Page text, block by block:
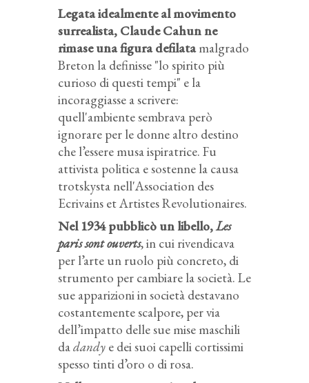
Legata idealmente al movimento
surrealista, Claude Cahun ne
rimase una figura defilatamalgrado
Breton la definisse "lo spirito più
curioso di questi tempi" e la
incoraggiasse a scrivere:
quell'ambiente sembrava però
ignorare per le donne altro destino
che l’essere musa ispiratrice. Fu
attivista politica e sostenne la causa
trotskysta nell'Association des
Ecrivains et Artistes Revolutionaires.
Nel 1934 pubblicò un libello,Les
paris sont ouverts, in cui rivendicava
per l’arte un ruolo più concreto, di
strumento per cambiare la società. Le
sue apparizioni in società destavano
costantemente scalpore, per via
dell’impatto delle sue mise maschili
dadandy e dei suoi capelli cortissimi
spesso tinti d’oro o di rosa.